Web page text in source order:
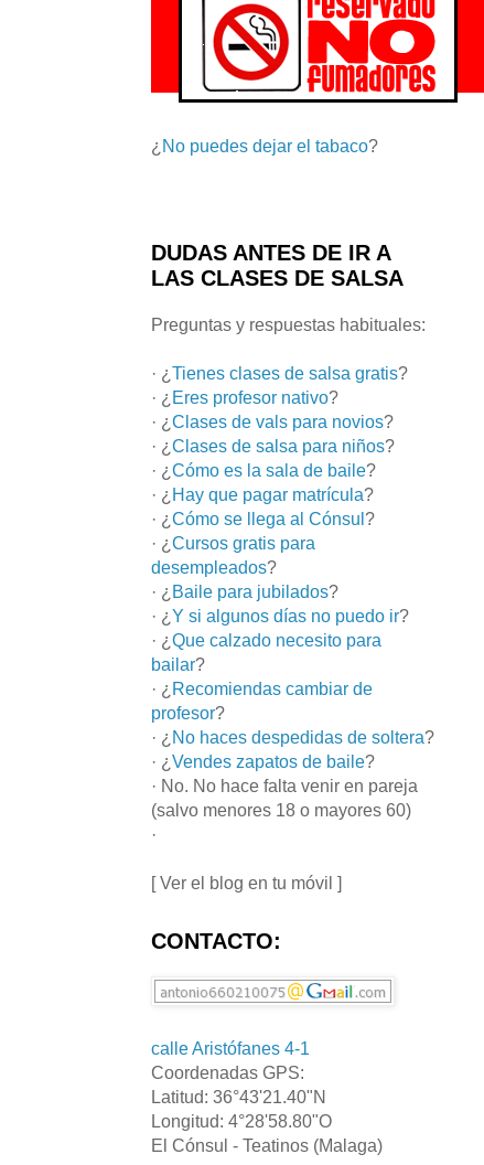
¿ No puedes dejar el tabaco?
DUDAS ANTES DE IR A
LAS CLASES DE SALSA
Preguntas y respuestas habituales:
· ¿ Tienes clases de salsa gratis?
· ¿ Eres profesor nativo?
· ¿ Clases de vals para novios?
· ¿ Clases de salsa para niños?
· ¿ Cómo es la sala de baile?
· ¿ Hay que pagar matrícula?
· ¿ Cómo se llega al Cónsul ?
· ¿ Cursos gratis para
desempleados?
· ¿ Baile para jubilados?
· ¿ Y si algunos días no puedo ir?
· ¿ Que calzado necesito para
bailar?
· ¿ Recomiendas cambiar de
profesor?
· ¿ No haces despedidas de soltera?
· ¿ Vendes zapatos de baile?
· No. No hace falta venir en pareja
(salvo menores 18 o mayores 60)
·
[ Ver el blog en tu móvil ]
CONTACTO:
calle Aristófanes 4-1
Coordenadas GPS:
Latitud: 36°43'21.40"N
Longitud: 4°28'58.80"O
El Cónsul - Teatinos (Malaga)